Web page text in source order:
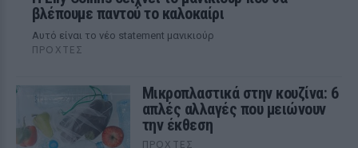
βλέπουμε παντού το καλοκαίρι
Αυτό είναι το νέο statement μανικιούρ
ΠΡΟΧΤΈΣ
Μικροπλαστικά στην κουζίνα: 6
απλές αλλαγές που μειώνουν
την έκθεση
ΠΡΟΧΤΈΣ